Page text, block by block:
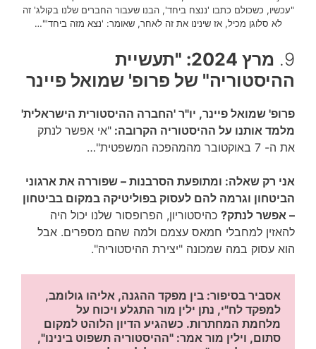
"עכשיו, כשכולם כתבו 'ננצח ביחד', הבנו שעבור החברים שלנו בקולג' זה
לא סלוגן מכיל, אז שינינו את זה לאחר, שאומר: 'נצא מזה ביחד'"…
9.
מרץ 2024: "תעשיית
ההיסטוריה" של פרופ' שמואל פיינר
פרופ' שמואל פיינר, יו"ר 'החברה ההיסטורית הישראלית'
מלמד אותנו על ההיסטוריה הקרובה: "אי אפשר לנתק
את ה- 7 באוקטובר מהמהפכה המשפטית"…
אני רק שאלה: ומתופעת הסרבנות – שפוררה את ארגוני
הביטחון וגרמה להם לעסוק בפוליטיקה במקום בביטחון
– אפשר לנתק? כהיסטוריון, הפרופסור שלנו יכול היה
להאזין למחבלי חמאס עצמם ולמה שהם מספרים. אבל
הוא עסוק במה שמכונה "יצירת ההיסטוריה".